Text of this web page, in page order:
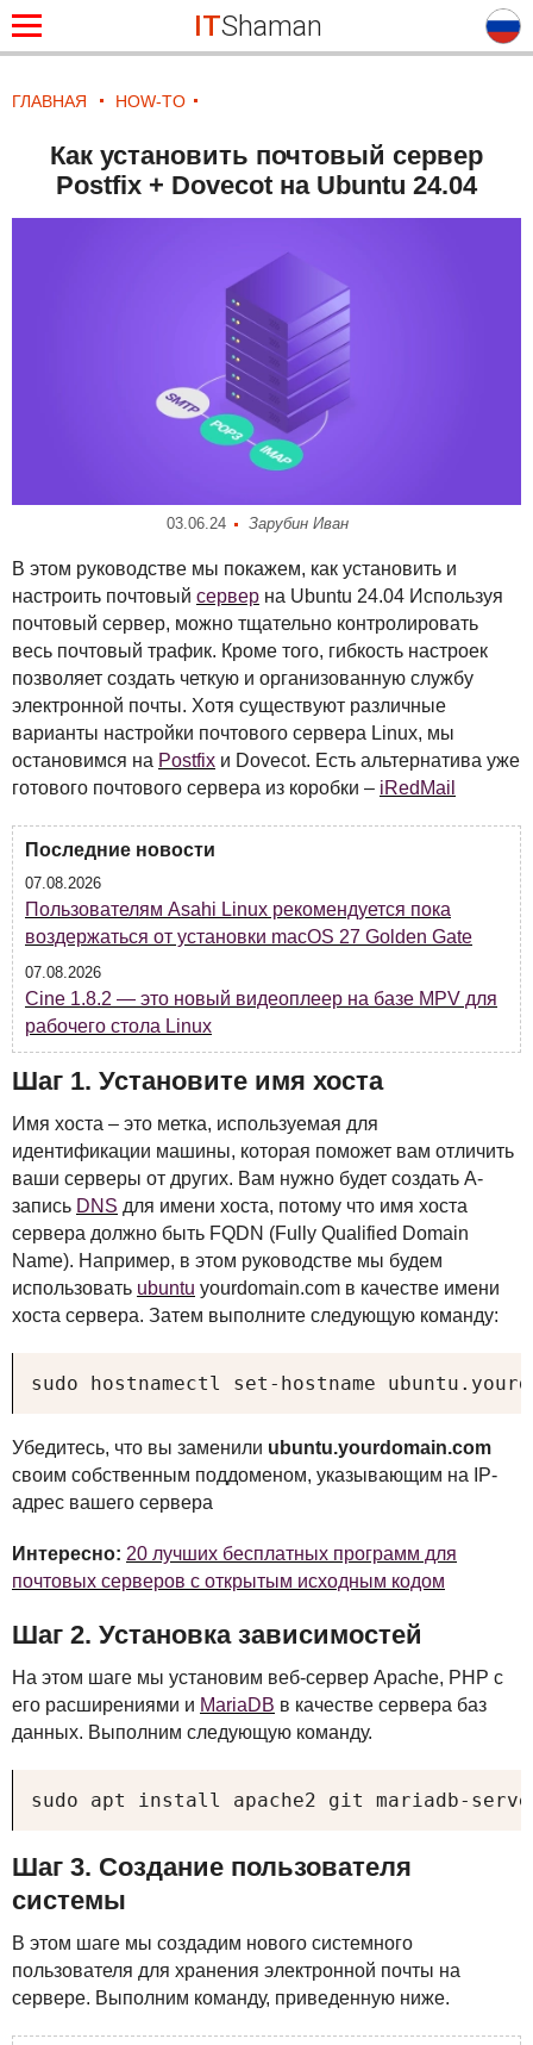
ITShaman
ГЛАВНАЯ HOW-TO
Как установить почтовый сервер
Postfix + Dovecot на Ubuntu 24.04
03.06.24 Зарубин Иван
В этом руководстве мы покажем, как установить и
настроить почтовый сервер на Ubuntu 24.04 Используя
почтовый сервер, можно тщательно контролировать
весь почтовый трафик. Кроме того, гибкость настроек
позволяет создать четкую и организованную службу
электронной почты. Хотя существуют различные
варианты настройки почтового сервера Linux, мы
остановимся на Postfix и Dovecot. Есть альтернатива уже
готового почтового сервера из коробки – iRedMail
Последние новости
07.08.2026
Пользователям Asahi Linux рекомендуется пока
воздержаться от установки macOS 27 Golden Gate
07.08.2026
Cine 1.8.2 — это новый видеоплеер на базе MPV для
рабочего стола Linux
Шаг 1. Установите имя хоста
Имя хоста – это метка, используемая для
идентификации машины, которая поможет вам отличить
ваши серверы от других. Вам нужно будет создать A-
запись DNS для имени хоста, потому что имя хоста
сервера должно быть FQDN (Fully Qualified Domain
Name). Например, в этом руководстве мы будем
использовать ubuntu yourdomain.com в качестве имени
хоста сервера. Затем выполните следующую команду:
sudo hostnamectl set-hostname
Убедитесь, что вы заменили ubuntu.yourdomain.com
своим собственным поддоменом, указывающим на IP-
адрес вашего сервера
Интересно: 20 лучших бесплатных программ для
почтовых серверов с открытым исходным кодом
Шаг 2. Установка зависимостей
На этом шаге мы установим веб-сервер Apache, PHP с
его расширениями и MariaDB в качестве сервера баз
данных. Выполним следующую команду.
sudo apt install apache2 git mariadb-
Шаг 3. Создание пользователя
системы
В этом шаге мы создадим нового системного
пользователя для хранения электронной почты на
сервере. Выполним команду, приведенную ниже.